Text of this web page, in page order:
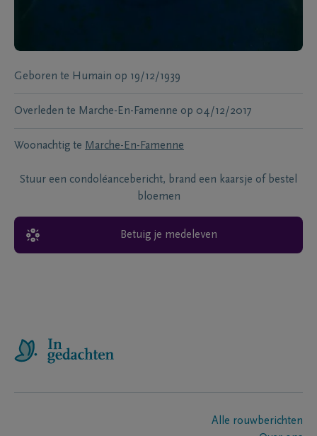
Geboren te Humain op 19/12/1939
Overleden te Marche-En-Famenne op 04/12/2017
Woonachtig te Marche-En-Famenne
Stuur een condoléancebericht, brand een kaarsje of bestel
bloemen
Betuig je medeleven
Alle rouwberichten